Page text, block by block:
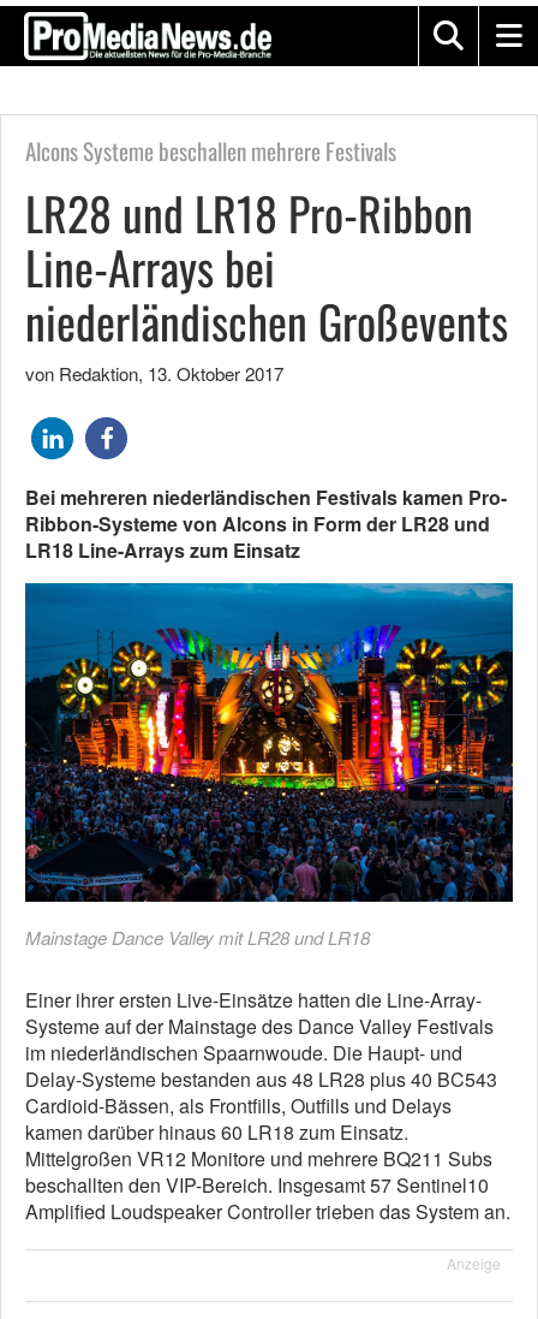
Alcons Systeme beschallen mehrere Festivals
LR28 und LR18 Pro-Ribbon
Line-Arrays bei
niederländischen Großevents
von Redaktion, 13. Oktober 2017
Bei mehreren niederländischen Festivals kamen Pro-
Ribbon-Systeme von Alcons in Form der LR28 und
LR18 Line-Arrays zum Einsatz
Mainstage Dance Valley mit LR28 und LR18
Einer ihrer ersten Live-Einsätze hatten die Line-Array-
Systeme auf der Mainstage des Dance Valley Festivals
im niederländischen Spaarnwoude. Die Haupt- und
Delay-Systeme bestanden aus 48 LR28 plus 40 BC543
Cardioid-Bässen, als Frontfills, Outfills und Delays
kamen darüber hinaus 60 LR18 zum Einsatz.
Mittelgroßen VR12 Monitore und mehrere BQ211 Subs
beschallten den VIP-Bereich. Insgesamt 57 Sentinel10
Amplified Loudspeaker Controller trieben das System an.
Anzeige